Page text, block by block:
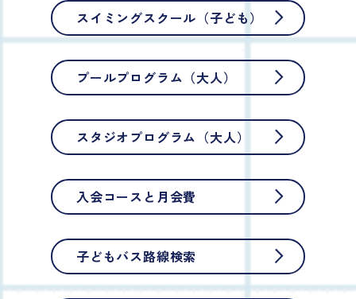
スイミングスクール（子ども）
プールプログラム（大人）
スタジオプログラム（大人）
入会コースと月会費
子どもバス路線検索